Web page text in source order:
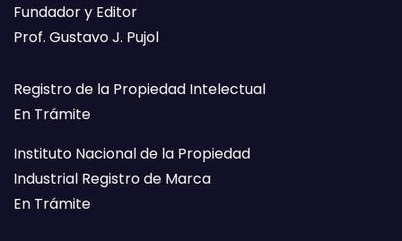
Fundador y Editor
Prof. Gustavo J. Pujol
Registro de la Propiedad Intelectual
En Trámite
Instituto Nacional de la Propiedad
Industrial Registro de Marca
En Trámite